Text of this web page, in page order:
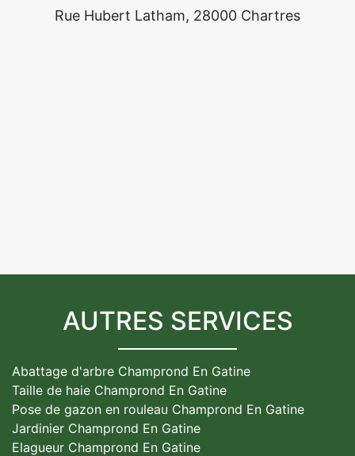
Rue Hubert Latham, 28000 Chartres
AUTRES SERVICES
Abattage d'arbre Champrond En Gatine
Taille de haie Champrond En Gatine
Pose de gazon en rouleau Champrond En Gatine
Jardinier Champrond En Gatine
Elagueur Champrond En Gatine